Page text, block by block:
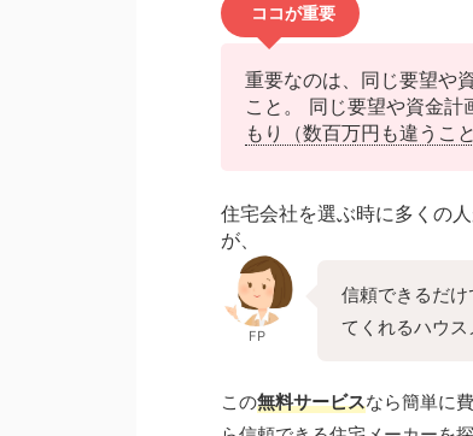
ココが重要
重要なのは、同じ要望や
こと。 同じ要望や資金計
もり（数百万円も違うこ
住宅会社を選ぶ時に多くの
が、
FP
信頼できるだ
てくれるハウス
この無料サービスなら簡単に